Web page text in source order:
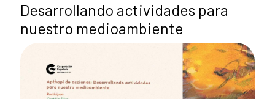
Desarrollando actividades para
nuestro medioambiente